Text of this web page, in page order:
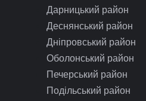
Дарницький район
Деснянський район
Дніпровський район
Оболонський район
Печерський район
Подільський район